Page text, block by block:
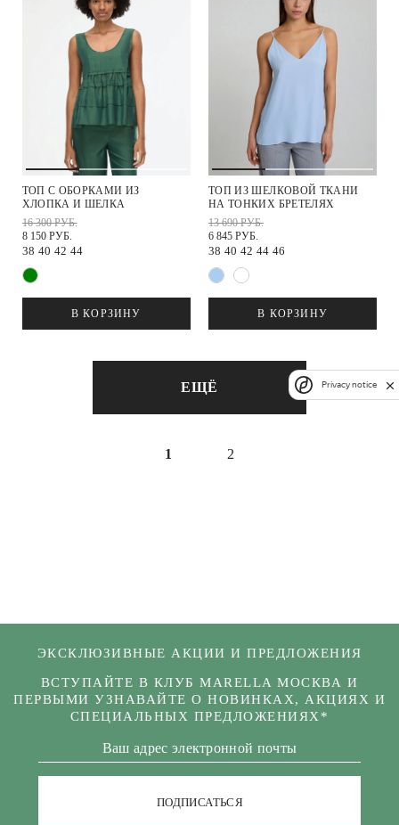
ТОП С ОБОРКАМИ ИЗ
ХЛОПКА И ШЕЛКА
16 300 РУБ.
8 150 РУБ.
38 40 42 44
В КОРЗИНУ
ТОП ИЗ ШЕЛКОВОЙ ТКАНИ
НА ТОНКИХ БРЕТЕЛЯХ
13 690 РУБ.
6 845 РУБ.
38 40 42 44 46
В КОРЗИНУ
ЕЩЁ
1 2
ЭКСКЛЮЗИВНЫЕ АКЦИИ И ПРЕДЛОЖЕНИЯ
ВСТУПАЙТЕ В КЛУБ MARELLA МОСКВА И
ПЕРВЫМИ УЗНАВАЙТЕ О НОВИНКАХ, АКЦИЯХ И
СПЕЦИАЛЬНЫХ ПРЕДЛОЖЕНИЯХ*
ПОДПИСАТЬСЯ
Privacy notice